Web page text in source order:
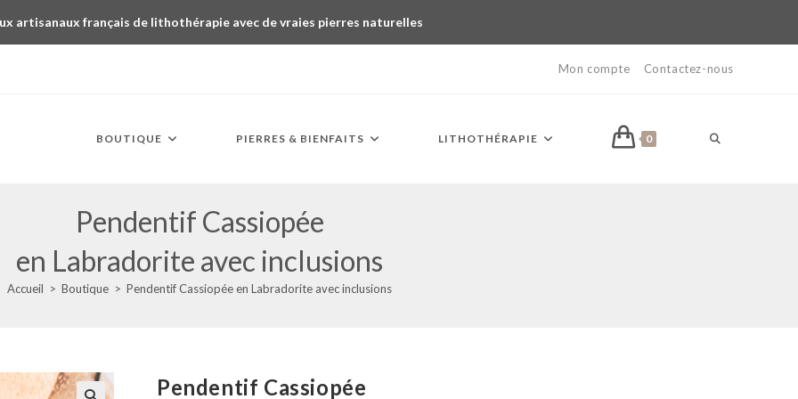
artisanaux français de lithothérapie avec de vraies pierres naturelles
Mon compte Contactez-nous
BOUTIQUE PIERRES & BIENFAITS LITHOTHÉRAPIE 0
Pendentif Cassiopée
en Labradorite avec inclusions
Accueil > Boutique > Pendentif Cassiopée en Labradorite avec inclusions
Pendentif Cassiopée